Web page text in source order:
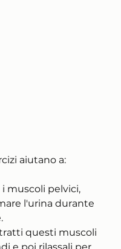
aiutano a:
i muscoli pelvici,
l'urina durante
questi muscoli